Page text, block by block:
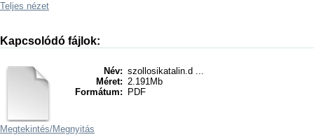
Teljes nézet
Kapcsolódó fájlok:
Név: szollosikatalin.d ...
Méret: 2.191Mb
Formátum:
PDF
Megtekintés/Megnyitás